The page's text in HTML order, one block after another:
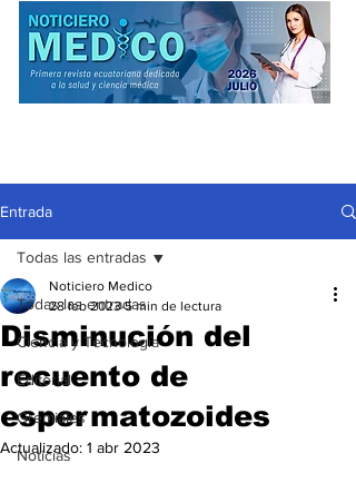
Entrada
Todas las entradas
Ciencia y Tecnología
Editorial
Gremiales
Noticias
Todas las entradas
Disminución del
recuento de
espermatozoides
Noticiero Medico
28 feb 2023 5 min de lectura
Actualizado: 1 abr 2023